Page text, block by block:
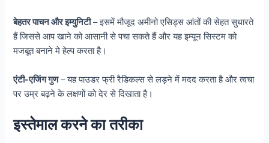
बेहतर पाचन और इम्युनिटी– इसमें मौजूद अमीनो एसिड्स आंतों की सेहत सुधारते
हैं जिससे आप खाने को आसानी से पचा सकते हैं और यह इम्यून सिस्टम को
मजबूत बनाने मे हेल्प करता है।
एंटी-एजिंग गुण– यह पाउडर फ्री रैडिकल्स से लड़ने में मदद करता है और त्वचा
पर उम्र बढ़ने के लक्षणों को देर से दिखाता है।
इस्तेमाल करने का तरीका